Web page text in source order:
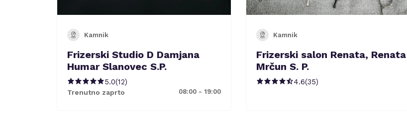
Kamnik
Frizerski Studio D Damjana
Humar Slanovec S.P.
5.0(12)
Trenutno zaprto 08:00 - 19:00
Kamnik
Frizerski salon Renata, Renata
Mrčun S. P.
4.6(35)